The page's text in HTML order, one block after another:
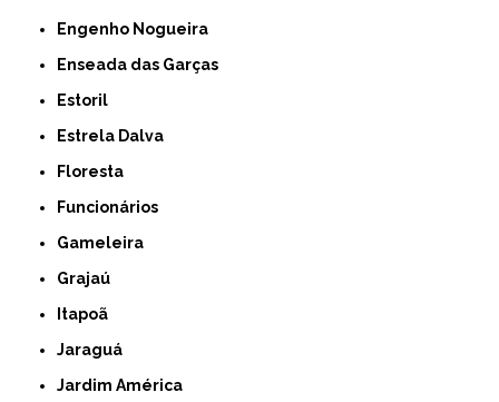
Engenho Nogueira
Enseada das Garças
Estoril
Estrela Dalva
Floresta
Funcionários
Gameleira
Grajaú
Itapoã
Jaraguá
Jardim América